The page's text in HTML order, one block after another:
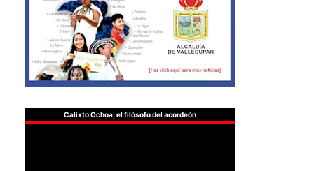
Calixto Ochoa, el filósofo del acordeón